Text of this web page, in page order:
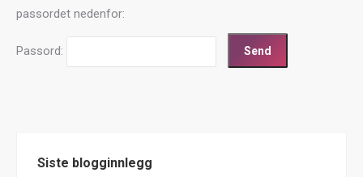
passordet nedenfor:
Passord:
Siste blogginnlegg